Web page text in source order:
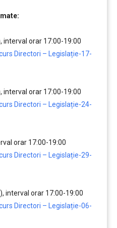
interval orar 17:00-19:00
Directori – Legislație-17-
interval orar 17:00-19:00
Directori – Legislație-24-
orar 17:00-19:00
Directori – Legislație-29-
interval orar 17:00-19:00
Directori – Legislație-06-